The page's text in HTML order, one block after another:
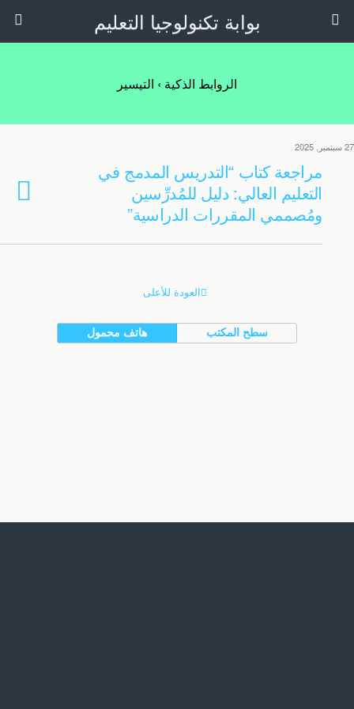
بوابة تكنولوجيا التعليم
الروابط الذكية › التيسير
27 سبتمبر, 2025
مراجعة كتاب “التدريس المدمج في
التعليم العالي: دليل للمُدرِّسين
ومُصممي المقررات الدراسية”
العودة للأعلى
هاتف محمول سطح المكتب